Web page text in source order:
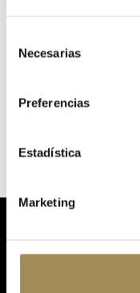
Necesarias
Preferencias
Estadística
Marketing